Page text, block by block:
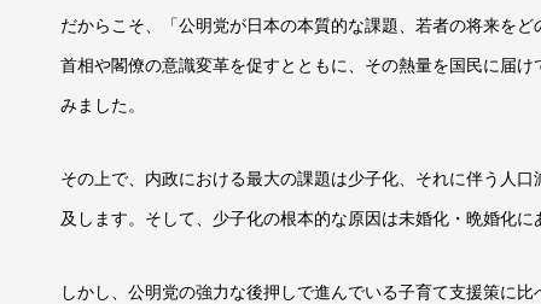
だからこそ、「公明党が日本の本質的な課題、若者の将来を
首相や閣僚の意識変革を促すとともに、その熱量を国民に届
みました。
その上で、内政における最大の課題は少子化、それに伴う人
及します。そして、少子化の根本的な原因は未婚化・晩婚化に
しかし、公明党の強力な後押しで進んでいる子育て支援策に